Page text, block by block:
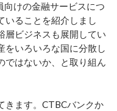
けの金融サービスにつ
いることを紹介しまし
層ビジネスも展開してい
をいろいろな国に分散し
ではないか、と取り組ん
きます。CTBCバンクか